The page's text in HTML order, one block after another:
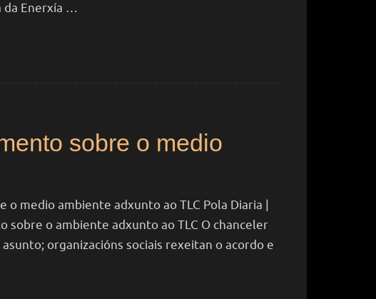
da Enerxía …
sobre o medio
medio ambiente adxunto ao TLC Pola Diaria |
sobre o ambiente adxunto ao TLC O chanceler
organizacións sociais rexeitan o acordo e